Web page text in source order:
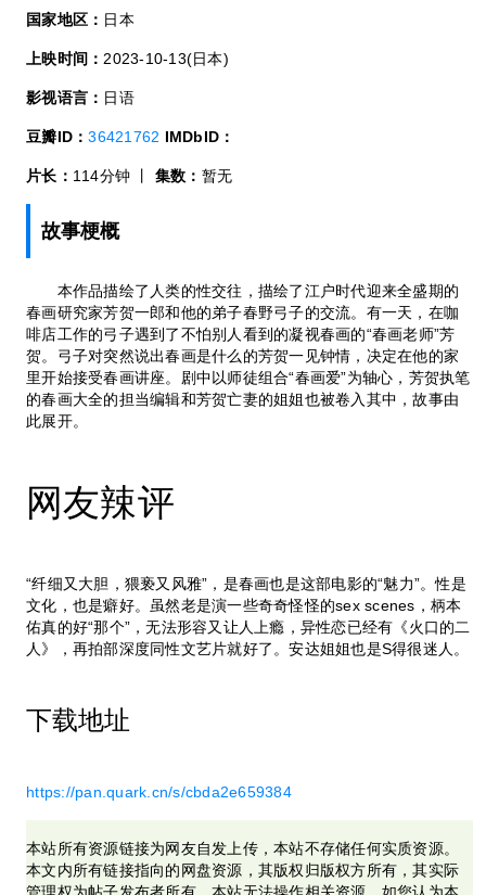
国家地区： 日本
上映时间： 2023-10-13(日本)
影视语言： 日语
豆瓣ID：36421762 IMDbID：
片长： 114分钟 丨 集数： 暂无
故事梗概
本作品描绘了人类的性交往，描绘了江户时代迎来全盛期的
春画研究家芳贺一郎和他的弟子春野弓子的交流。有一天，在咖
啡店工作的弓子遇到了不怕别人看到的凝视春画的“春画老师”芳
贺。弓子对突然说出春画是什么的芳贺一见钟情，决定在他的家
里开始接受春画讲座。剧中以师徒组合“春画爱”为轴心，芳贺执笔
的春画大全的担当编辑和芳贺亡妻的姐姐也被卷入其中，故事由
此展开。
网友辣评
“纤细又大胆，猥亵又风雅”，是春画也是这部电影的“魅力”。性是
文化，也是癖好。虽然老是演一些奇奇怪怪的sex scenes，柄本
佑真的好“那个”，无法形容又让人上瘾，异性恋已经有《火口的二
人》，再拍部深度同性文艺片就好了。安达姐姐也是S得很迷人。
下载地址
https://pan.quark.cn/s/cbda2e659384
本站所有资源链接为网友自发上传，本站不存储任何实质资源。
本文内所有链接指向的网盘资源，其版权归版权方所有，其实际